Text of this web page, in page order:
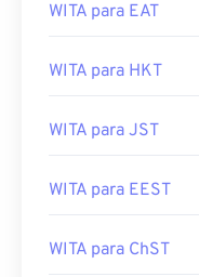
WITA para EAT
WITA para HKT
WITA para JST
WITA para EEST
WITA para ChST